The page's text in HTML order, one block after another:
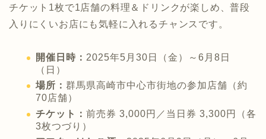
チケット1枚で1店舗の料理＆ドリンクが楽しめ、普段
入りにくいお店にも気軽に入れるチャンスです。
開催日時： 2025年5月30日（金）～6月8日
（日）
場所： 群馬県高崎市中心市街地の参加店舗（約
70店舗）
チケット： 前売券 3,000円／当日券 3,300円（各
3枚つづり）